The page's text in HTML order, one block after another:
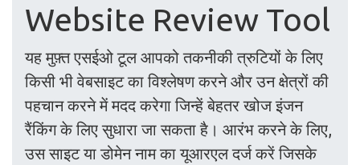
Website Review Tool
यह मुफ़्त एसईओ टूल आपको तकनीकी त्रुटियों के लिए
किसी भी वेबसाइट का विश्लेषण करने और उन क्षेत्रों की
पहचान करने में मदद करेगा जिन्हें बेहतर खोज इंजन
रैंकिंग के लिए सुधारा जा सकता है। आरंभ करने के लिए,
उस साइट या डोमेन नाम का यूआरएल दर्ज करें जिसके